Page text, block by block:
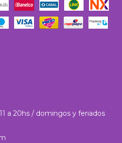
a 20hs / domingos y feriados